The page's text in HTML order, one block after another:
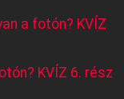
a fotón? KVÍZ
KVÍZ 6. rész